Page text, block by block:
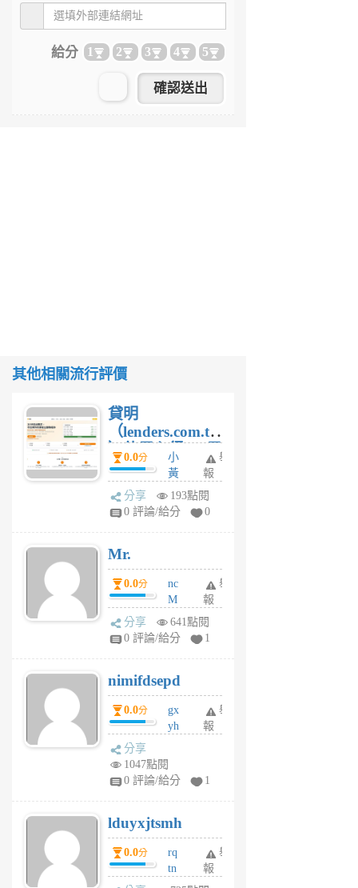
給分 1 2 3 4 5
其他相關流行評價
貸明
（lenders.com.tw
）使用心得 — 民
間貸款比較平台
體驗
0.0分
小
黃
蜂
1
舉
報
分享
193點閱
0 評論/給分
0
Mr.
0.0分
nc
M
U
F
U
5
個
月
舉
報
分享
641點閱
0 評論/給分
1
nimifdsepd
0.0分
gx
yh
jl
月
前
舉
報
分享
1047點閱
0 評論/給分
1
lduyxjtsmh
0.0分
rq
tn
jt
舉
報